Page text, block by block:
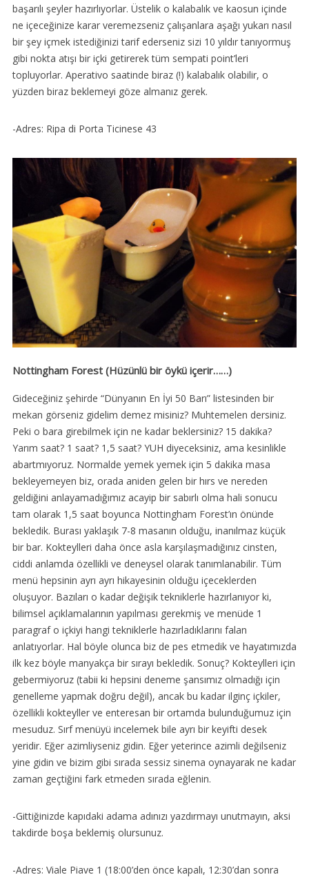
başarılı şeyler hazırlıyorlar. Üstelik o kalabalık ve kaosun içinde
ne içeceğinize karar veremezseniz çalışanlara aşağı yukarı nasıl
bir şey içmek istediğinizi tarif ederseniz sizi 10 yıldır tanıyormuş
gibi nokta atışı bir içki getirerek tüm sempati point’leri
topluyorlar. Aperativo saatinde biraz (!) kalabalık olabilir, o
yüzden biraz beklemeyi göze almanız gerek.
-Adres: Ripa di Porta Ticinese 43
Nottingham Forest (Hüzünlü bir öykü içerir……)
Gideceğiniz şehirde “Dünyanın En İyi 50 Barı” listesinden bir
mekan görseniz gidelim demez misiniz? Muhtemelen dersiniz.
Peki o bara girebilmek için ne kadar beklersiniz? 15 dakika?
Yarım saat? 1 saat? 1,5 saat? YUH diyeceksiniz, ama kesinlikle
abartmıyoruz. Normalde yemek yemek için 5 dakika masa
bekleyemeyen biz, orada aniden gelen bir hırs ve nereden
geldiğini anlayamadığımız acayip bir sabırlı olma hali sonucu
tam olarak 1,5 saat boyunca Nottingham Forest’ın önünde
bekledik. Burası yaklaşık 7-8 masanın olduğu, inanılmaz küçük
bir bar. Kokteylleri daha önce asla karşılaşmadığınız cinsten,
ciddi anlamda özellikli ve deneysel olarak tanımlanabilir. Tüm
menü hepsinin ayrı ayrı hikayesinin olduğu içeceklerden
oluşuyor. Bazıları o kadar değişik tekniklerle hazırlanıyor ki,
bilimsel açıklamalarının yapılması gerekmiş ve menüde 1
paragraf o içkiyi hangi tekniklerle hazırladıklarını falan
anlatıyorlar. Hal böyle olunca biz de pes etmedik ve hayatımızda
ilk kez böyle manyakça bir sırayı bekledik. Sonuç? Kokteylleri için
gebermiyoruz (tabii ki hepsini deneme şansımız olmadığı için
genelleme yapmak doğru değil), ancak bu kadar ilginç içkiler,
özellikli kokteyller ve enteresan bir ortamda bulunduğumuz için
mesuduz. Sırf menüyü incelemek bile ayrı bir keyifti desek
yeridir. Eğer azimliyseniz gidin. Eğer yeterince azimli değilseniz
yine gidin ve bizim gibi sırada sessiz sinema oynayarak ne kadar
zaman geçtiğini fark etmeden sırada eğlenin.
-Gittiğinizde kapıdaki adama adınızı yazdırmayı unutmayın, aksi
takdirde boşa beklemiş olursunuz.
-Adres: Viale Piave 1 (18:00’den önce kapalı, 12:30’dan sonra